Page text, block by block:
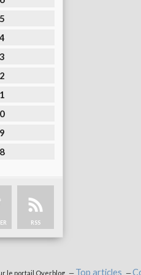
RSS
le portail Overblog Top articles